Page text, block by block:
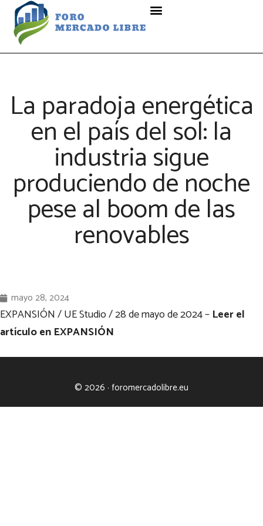
La paradoja energética
en el país del sol: la
industria sigue
produciendo de noche
pese al boom de las
renovables
mayo 28, 2024
EXPANSIÓN / UE Studio /28 de mayo de 2024 – Leer el
artículo en EXPANSIÓN
© 2026 · foromercadolibre.eu